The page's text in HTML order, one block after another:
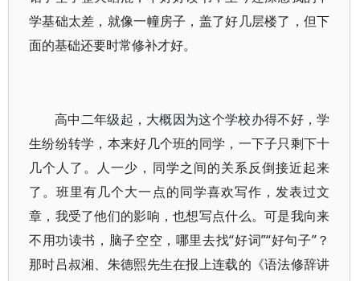
学基础太差，就像一幢房子，盖了好几层楼了，但下
面的基础还要时常修补才好。
高中二年级起，大概因为这个学校办得不好，学
生纷纷转学，本来好几个班的同学，一下子只剩下十
几个人了。人一少，同学之间的关系反倒接近起来
了。班里有几个大一点的同学喜欢写作，发表过文
章，我受了他们的影响，也想写点什么。可是我向来
不用功读书，脑子空空，哪里去找“好词”“好句子”？
那时吕叔湘、朱德熙先生在报上连载的《语法修辞讲